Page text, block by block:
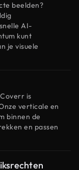
beelden?
AI-
kunt
je visuele
is
verticale en
binnen de
en passen